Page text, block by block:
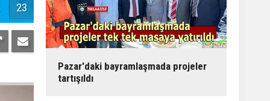
23
Pazar'daki bayramlaşmada projeler
tartışıldı